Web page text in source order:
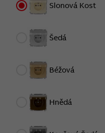
Slonová Kost
Šedá
Béžová
Hnědá